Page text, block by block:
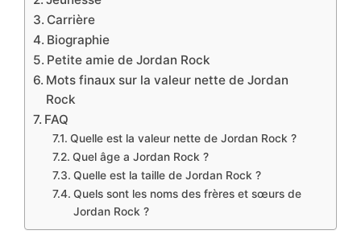
Carrière
Biographie
Petite amie de Jordan Rock
Mots finaux sur la valeur nette de Jordan
Rock
FAQ
Quelle est la valeur nette de Jordan Rock ?
Quel âge a Jordan Rock ?
Quelle est la taille de Jordan Rock ?
Quels sont les noms des frères et sœurs de
Jordan Rock ?